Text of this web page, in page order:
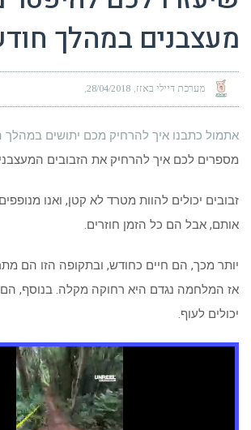
מעצבנים במהלך
מערכת דיילי באזז 28/04/2018
אתמול כתבנו איך להרחיק מכם יתושים במהלך
מספרים לכם איך להרחיק את הזבובים
זבובים יכולים להוות מטרד לא קטן, ואנו
אותם, אבל הם כל הזמן חוזרים.
יותר מכך, הם חיים כחודש, ובתקופה הזו הם
אז המלחמה נגדם היא רחוקה מקלה. בנוסף, הם
יכולים לעוף.